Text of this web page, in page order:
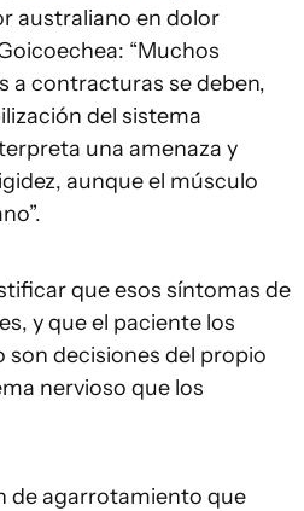
australiano en dolor
“Muchos
a contracturas se deben,
del sistema
una amenaza y
aunque el músculo
que esos síntomas de
y que el paciente los
son decisiones del propio
nervioso que los
de agarrotamiento que